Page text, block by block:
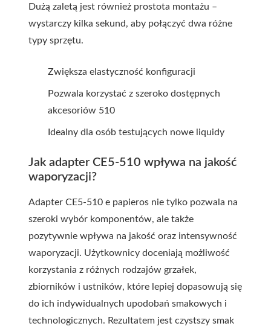
Dużą zaletą jest również prostota montażu –
wystarczy kilka sekund, aby połączyć dwa różne
typy sprzętu.
Zwiększa elastyczność konfiguracji
Pozwala korzystać z szeroko dostępnych
akcesoriów 510
Idealny dla osób testujących nowe liquidy
Jak adapter CE5-510 wpływa na jakość
waporyzacji?
Adapter CE5-510 e papieros nie tylko pozwala na
szeroki wybór komponentów, ale także
pozytywnie wpływa na jakość oraz intensywność
waporyzacji. Użytkownicy doceniają możliwość
korzystania z różnych rodzajów grzałek,
zbiorników i ustników, które lepiej dopasowują się
do ich indywidualnych upodobań smakowych i
technologicznych. Rezultatem jest czystszy smak